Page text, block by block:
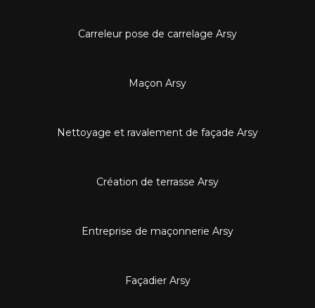
Carreleur pose de carrelage Arsy
Maçon Arsy
Nettoyage et ravalement de façade Arsy
Création de terrasse Arsy
Entreprise de maçonnerie Arsy
Façadier Arsy